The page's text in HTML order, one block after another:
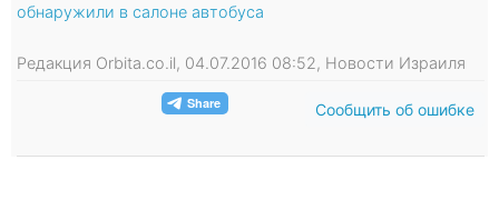
обнаружили в салоне автобуса
Редакция Orbita.co.il, 04.07.2016 08:52, Новости Израиля
Сообщить об ошибке